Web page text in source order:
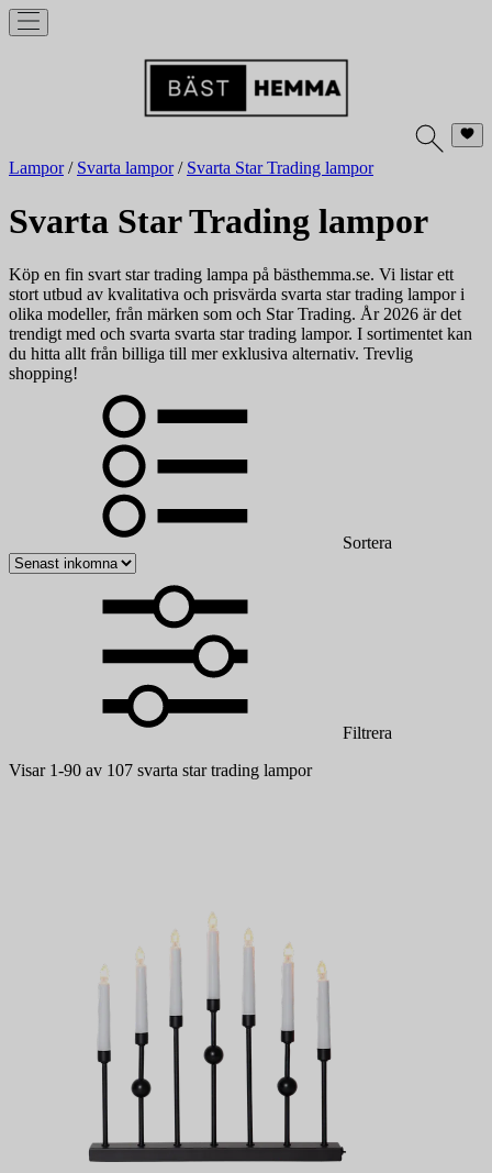
Lampor/ Svarta lampor/ Svarta Star Trading lampor
Svarta Star Trading lampor
Köp en fin svart star trading lampa på bästhemma.se. Vi listar ett
stort utbud av kvalitativa och prisvärda svarta star trading lampor i
olika modeller, från märken som och Star Trading. År 2026 är det
trendigt med och svarta svarta star trading lampor. I sortimentet kan
du hitta allt från billiga till mer exklusiva alternativ. Trevlig
shopping!
Sortera
Filtrera
Visar 1-90 av 107 svarta star trading lampor